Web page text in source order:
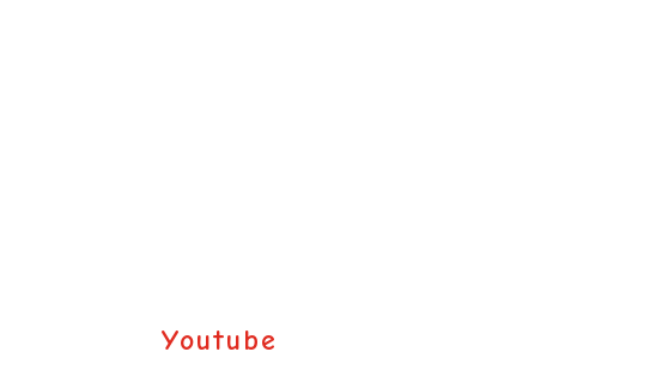
Youtube